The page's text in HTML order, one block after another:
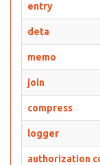
entry
deta
memo
join
compress
logger
authorization